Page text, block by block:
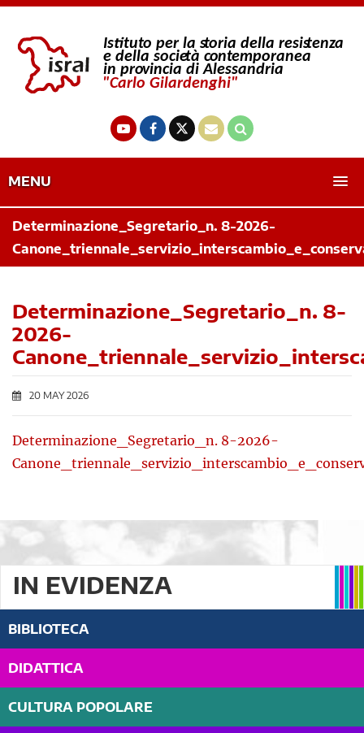
MENU
Determinazione_Segretario_n. 8-2026-
Determinazione_Segretario_n. 8-
2026-
20 MAY 2026
Determinazione_Segretario_n. 8-2026-
IN EVIDENZA
BIBLIOTECA
DIDATTICA
CULTURA POPOLARE